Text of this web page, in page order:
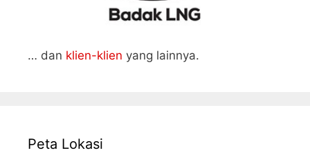
… dan klien-klien yang lainnya.
Peta Lokasi